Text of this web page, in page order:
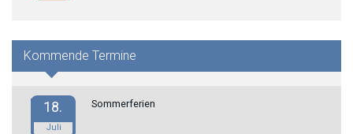
Kommende Termine
18.
Juli
Sommerferien